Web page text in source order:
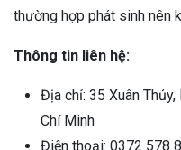
thường hợp phát sinh nên
Thông tin liên hệ:
Địa chỉ: 35 Xuân Thủy,
Chí Minh
Điện thoại: 0372 578